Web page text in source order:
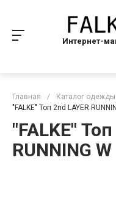
Интернет-
Главная / Каталог одежды
"FALKE" Топ 2nd LAYER
"FALKE"
RUNNING